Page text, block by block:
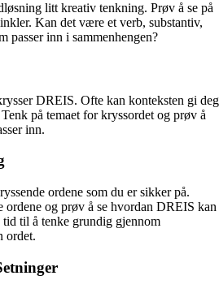
litt kreativ tenkning. Prøv å se på
Kan det være et verb, substantiv,
passer inn i sammenhengen?
DREIS. Ofte kan konteksten gi deg
på temaet for kryssordet og prøv å
inn.
ordene som du er sikker på.
ordene og prøv å se hvordan DREIS kan
tid til å tenke grundig gjennom
ordet.